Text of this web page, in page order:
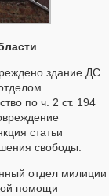
здание ДС
по ч. 2 ст. 194
статьи
свободы.
отдел милиции
помощи